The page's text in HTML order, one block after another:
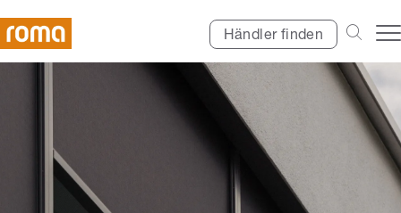
Händler finden